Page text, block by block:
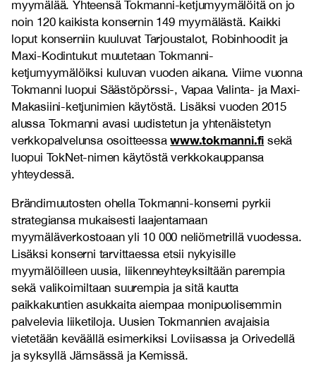
myymälää. Yhteensä Tokmanni-ketjumyymälöitä on jo
noin 120 kaikista konsernin 149 myymälästä. Kaikki
loput konserniin kuuluvat Tarjoustalot, Robinhoodit ja
Maxi-Kodintukut muutetaan Tokmanni-
ketjumyymälöiksi kuluvan vuoden aikana. Viime vuonna
Tokmanni luopui Säästöpörssi-, Vapaa Valinta- ja Maxi-
Makasiini-ketjunimien käytöstä. Lisäksi vuoden 2015
alussa Tokmanni avasi uudistetun ja yhtenäistetyn
verkkopalvelunsa osoitteessawww.tokmanni.fi sekä
luopui TokNet-nimen käytöstä verkkokauppansa
yhteydessä.
Brändimuutosten ohella Tokmanni-konserni pyrkii
strategiansa mukaisesti laajentamaan
myymäläverkostoaan yli 10 000 neliömetrillä vuodessa.
Lisäksi konserni tarvittaessa etsii nykyisille
myymälöilleen uusia, liikenneyhteyksiltään parempia
sekä valikoimiltaan suurempia ja sitä kautta
paikkakuntien asukkaita aiempaa monipuolisemmin
palvelevia liiketiloja. Uusien Tokmannien avajaisia
vietetään keväällä esimerkiksi Loviisassa ja Orivedellä
ja syksyllä Jämsässä ja Kemissä.